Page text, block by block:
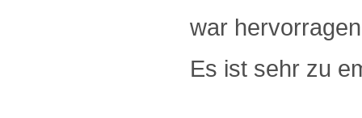
war
Es ist sehr zu